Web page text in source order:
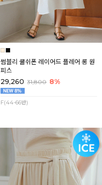
썸블리 쿨쉬폰 레이어드 플레어 롱 원
피스
29,260 31,800 8%
F(44-66반)